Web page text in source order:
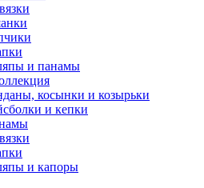
и панамы
косынки и козырьки
и кепки
и капоры